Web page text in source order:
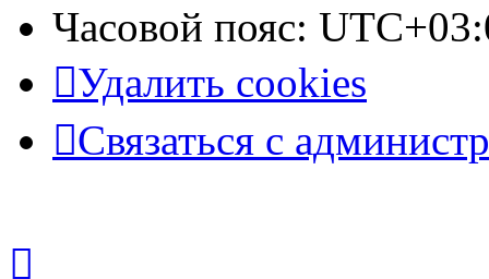
Часовой пояс:
Удалить cookies
Связаться с